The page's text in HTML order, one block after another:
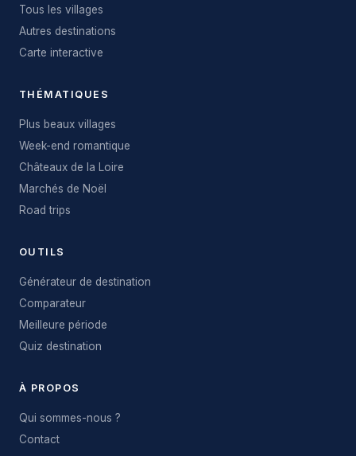
Tous les villages
Autres destinations
Carte interactive
THÉMATIQUES
Plus beaux villages
Week-end romantique
Châteaux de la Loire
Marchés de Noël
Road trips
OUTILS
Générateur de destination
Comparateur
Meilleure période
Quiz destination
À PROPOS
Qui sommes-nous ?
Contact